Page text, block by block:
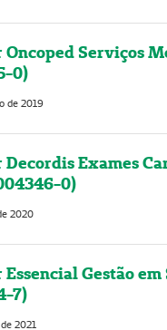
Oncoped Serviços
0)
de 2019
Decordis Exames
0)
2020
Gestão
7)
2021